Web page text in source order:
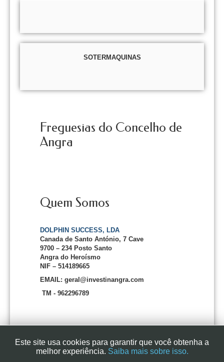
SOTERMAQUINAS
Freguesias do Concelho de
Angra
Quem Somos
DOLPHIN SUCCESS, LDA
Canada de Santo António, 7 Cave
9700 – 234 Posto Santo
Angra do Heroísmo
NIF – 514189665
EMAIL: geral@investinangra.com
TM - 962296789
Este site usa cookies para garantir que você obtenha a
melhor experiência. Saiba mais sobre isso.